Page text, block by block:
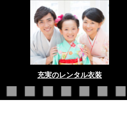
充実のレンタル衣装